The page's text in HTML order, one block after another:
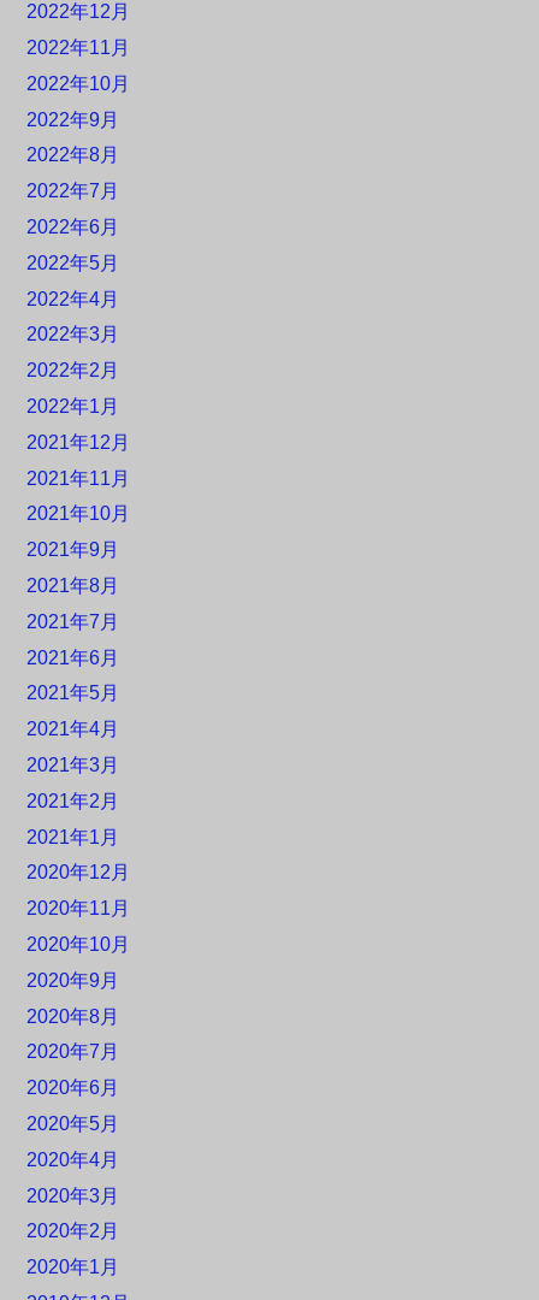
2022年12月
2022年11月
2022年10月
2022年9月
2022年8月
2022年7月
2022年6月
2022年5月
2022年4月
2022年3月
2022年2月
2022年1月
2021年12月
2021年11月
2021年10月
2021年9月
2021年8月
2021年7月
2021年6月
2021年5月
2021年4月
2021年3月
2021年2月
2021年1月
2020年12月
2020年11月
2020年10月
2020年9月
2020年8月
2020年7月
2020年6月
2020年5月
2020年4月
2020年3月
2020年2月
2020年1月